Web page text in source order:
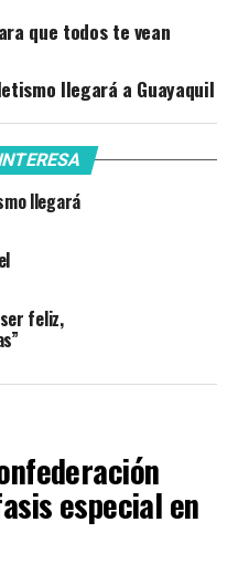
que todos te vean
llegará a Guayaquil
llegará
ser feliz,
especial en